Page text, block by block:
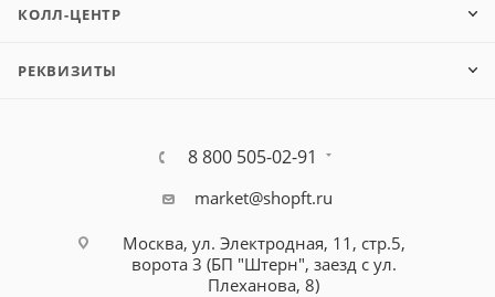
КОЛЛ-ЦЕНТР
РЕКВИЗИТЫ
8 800 505-02-91
market@shopft.ru
Москва, ул. Электродная, 11, стр.5,
ворота 3 (БП "Штерн", заезд с ул.
Плеханова, 8)